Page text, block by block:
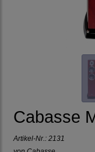
Cabasse
Artikel-Nr.: 2131